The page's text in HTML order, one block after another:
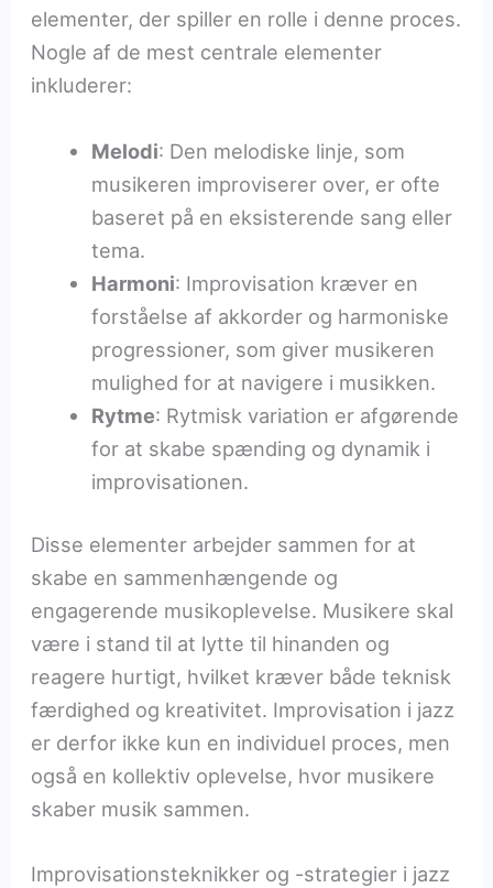
elementer, der spiller en rolle i denne proces.
Nogle af de mest centrale elementer
inkluderer:
Melodi: Den melodiske linje, som
musikeren improviserer over, er ofte
baseret på en eksisterende sang eller
tema.
Harmoni: Improvisation kræver en
forståelse af akkorder og harmoniske
progressioner, som giver musikeren
mulighed for at navigere i musikken.
Rytme: Rytmisk variation er afgørende
for at skabe spænding og dynamik i
improvisationen.
Disse elementer arbejder sammen for at
skabe en sammenhængende og
engagerende musikoplevelse. Musikere skal
være i stand til at lytte til hinanden og
reagere hurtigt, hvilket kræver både teknisk
færdighed og kreativitet. Improvisation i jazz
er derfor ikke kun en individuel proces, men
også en kollektiv oplevelse, hvor musikere
skaber musik sammen.
Improvisationsteknikker og -strategier i jazz